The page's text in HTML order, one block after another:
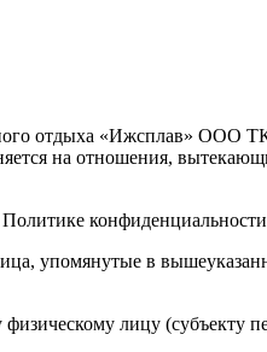
отдыха «Ижсплав» ООО ТК
на отношения,
упомянутые в
лицу (субъекту